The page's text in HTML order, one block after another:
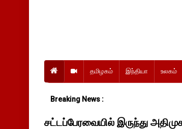
தமிழகம் இந்தியா உலகம்
Breaking News :
சட்டப்பேரவையில் இருந்து